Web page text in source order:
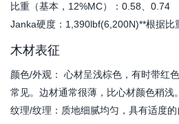
比重（基本，12%MC）：0.58、0.74
Janka硬度：1,390lbf(6,200N)**根据比
木材表征
颜色/外观： 心材呈浅棕色，有时带红
常见。边材通常很薄，比心材颜色稍浅。
纹理/纹理：质地细腻均匀，具有适度的